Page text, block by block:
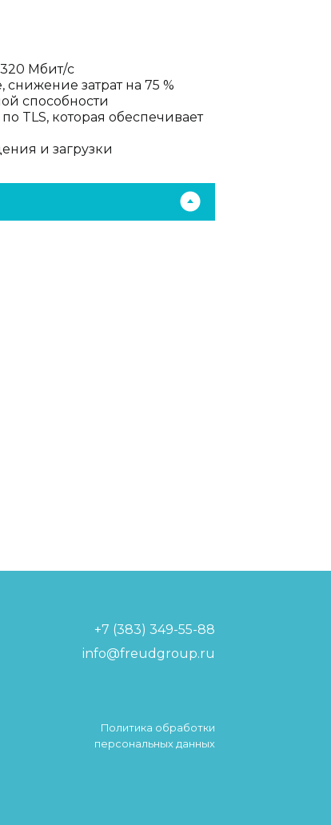
Мбит/с
снижение затрат на 75 %
способности
TLS, которая обеспечивает
и загрузки
+7 (383) 349-55-88
info@freudgroup.ru
Политика обработки
персональных данных